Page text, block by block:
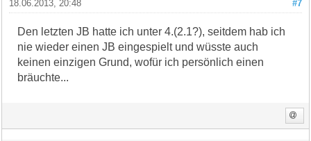
#7
18.06.2013, 20:48
Den letzten JB hatte ich unter 4.(2.1?), seitdem hab ich
nie wieder einen JB eingespielt und wüsste auch
keinen einzigen Grund, wofür ich persönlich einen
bräuchte...